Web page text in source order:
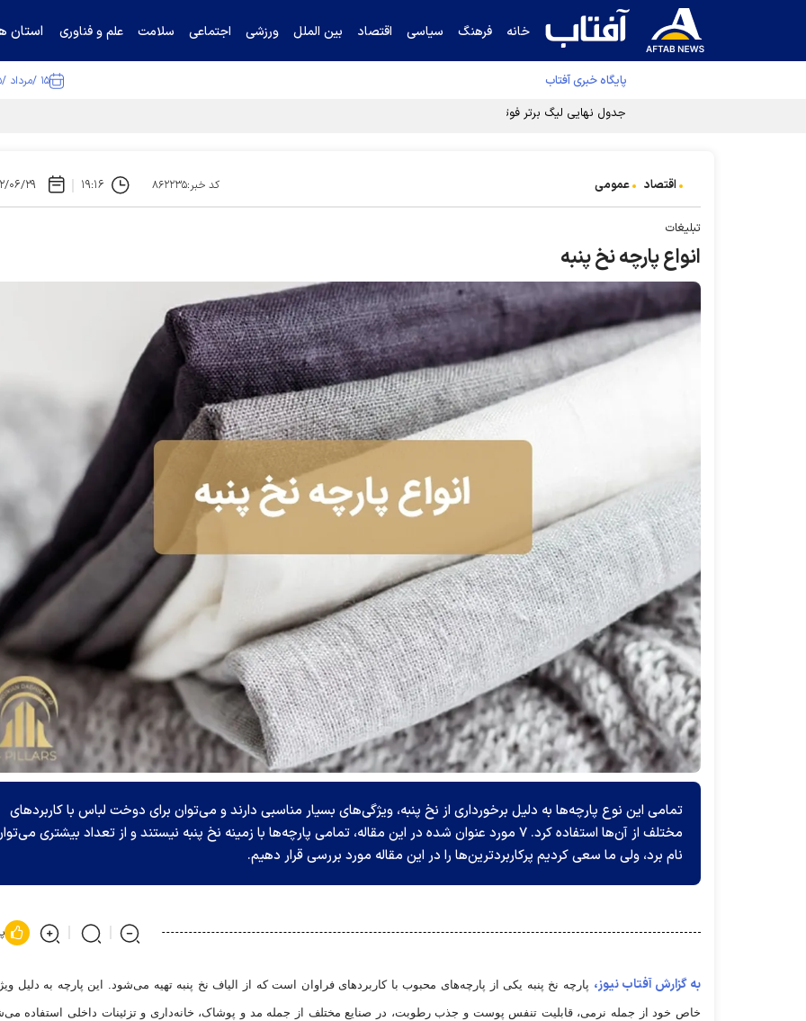
خانه فرهنگ سیاسی اقتصاد بین الملل ورزشی اجتماعی سلامت علم و فناوری استان
پایگاه خبری آفتاب ۱۵ /مرداد /۱۴۰۵
جدول نهایی لیگ برتر فوتبال پس از رای کمیته استیناف / گل‌گهر با تراکتور و سپاهان هم امتیاز شد
اقتصاد عمومی کد خبر:۸۶۲۲۳۵ ۱۹:۱۶ ۱۴۰۲/
تبلیغات
انواع پارچه نخ پنبه
تمامی این نوع پارچه‌ها به دلیل برخورداری از نخ پنبه، ویژگی‌های بسیار مناسبی دارند و می‌توان برای دوخت لباس با کاربرد‌های
مختلف از آن‌ها استفاده کرد. ۷ مورد عنوان شده در این مقاله، تمامی پارچه‌ها با زمینه نخ پنبه نیستند و از تعداد بیشتری
نام برد، ولی ما سعی کردیم پرکاربردترین‌ها را در این مقاله مورد بررسی قرار دهیم.
به گزارش آفتاب نیوز، پارچه نخ پنبه یکی از پارچه‌های محبوب با کاربرد‌های فراوان است که از الیاف نخ پنبه تهیه می‌شود. این پارچه به دلیل
خاص خود از جمله نرمی، قابلیت تنفس پوست و جذب رطوبت، در صنایع مختلف از جمله مد و پوشاک، خانه‌داری و تزئینات داخلی استفاده